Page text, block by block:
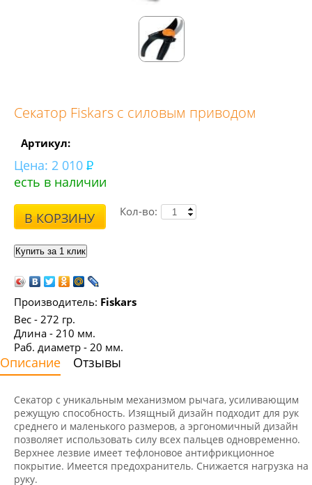
Секатор Fiskars с силовым приводом
Артикул:
Цена: 2 010
есть в наличии
В КОРЗИНУ Кол-во:
Производитель: Fiskars
Вес - 272 гр.
Длина - 210 мм.
Раб. диаметр - 20 мм.
Описание Отзывы
Секатор с уникальным механизмом рычага, усиливающим
режущую способность. Изящный дизайн подходит для рук
среднего и маленького размеров, а эргономичный дизайн
позволяет использовать силу всех пальцев одновременно.
Верхнее лезвие имеет тефлоновое антифрикционное
покрытие. Имеется предохранитель. Снижается нагрузка на
руку.